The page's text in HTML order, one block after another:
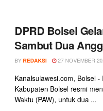
DPRD Bolsel
Sambut Dua
BY REDAKSI 27 NOVEMBER
Kanalsulawesi.com, Bolsel
Kabupaten Bolsel resmi
Waktu (PAW), untuk dua ...